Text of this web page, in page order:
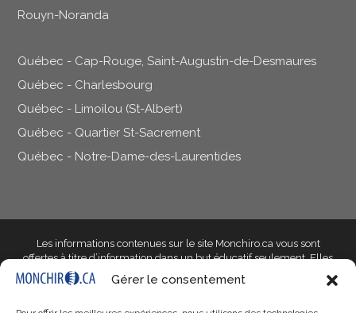
Gérer le consentement
Rouyn-Noranda
Québec - Cap-Rouge, Saint-Augustin-de-Desmaures
Québec - Charlesbourg
Québec - Limoilou (St-Albert)
Québec - Quartier St-Sacrement
Québec - Notre-Dame-des-Laurentides
Les informations contenues sur le site Monchiro.ca vous sont
offertes à titre d’information dans un but éducatif seulement. Elles
ne doivent pas être utilisées dans le but d’établir un diagnostic et ne
peuvent en aucun cas remplacer l’avis d’un professionnel de la